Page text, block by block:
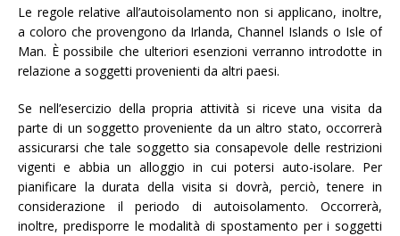
Le regole relative all’autoisolamento non si applicano, inoltre,
a coloro che provengono da Irlanda, Channel Islands o Isle of
Man. È possibile che ulteriori esenzioni verranno introdotte in
relazione a soggetti provenienti da altri paesi.
Se nell’esercizio della propria attività si riceve una visita da
parte di un soggetto proveniente da un altro stato, occorrerà
assicurarsi che tale soggetto sia consapevole delle restrizioni
vigenti e abbia un alloggio in cui potersi auto-isolare. Per
pianificare la durata della visita si dovrà, perciò, tenere in
considerazione il periodo di autoisolamento. Occorrerà,
inoltre, predisporre le modalità di spostamento per i soggetti